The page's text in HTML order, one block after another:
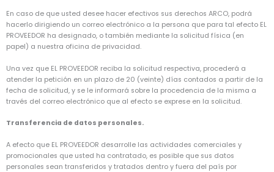
En caso de que usted desee hacer efectivos sus derechos ARCO, podrá
hacerlo dirigiendo un correo electrónico a la persona que para tal efecto EL
PROVEEDOR ha designado, o también mediante la solicitud física (en
papel) a nuestra oficina de privacidad.
Una vez que EL PROVEEDOR reciba la solicitud respectiva, procederá a
atender la petición en un plazo de 20 (veinte) días contados a partir de la
fecha de solicitud, y se le informará sobre la procedencia de la misma a
través del correo electrónico que al efecto se exprese en la solicitud.
Transferencia de datos personales.
A efecto que EL PROVEEDOR desarrolle las actividades comerciales y
promocionales que usted ha contratado, es posible que sus datos
personales sean transferidos y tratados dentro y fuera del país por